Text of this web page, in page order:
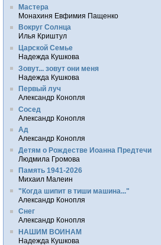
Мастера
Монахиня Евфимия Пащенко
Вокруг Солнца
Илья Криштул
Царской Семье
Надежда Кушкова
Зовут... зовут они меня
Надежда Кушкова
Первый луч
Александр Конопля
Сосед
Александр Конопля
Ад
Александр Конопля
Детям о Рождестве Иоанна Предтечи
Людмила Громова
Память 1941-2026
Михаил Малеин
"Когда шипит в тиши машина..."
Александр Конопля
Снег
Александр Конопля
НАШИМ ВОИНАМ
Надежда Кушкова